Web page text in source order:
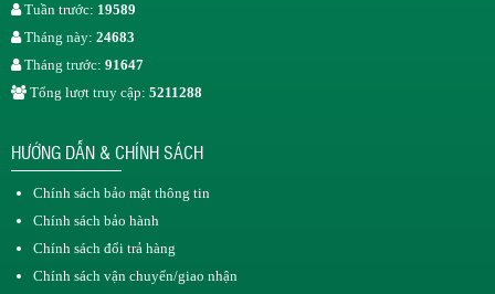
Tuần trước: 19589
Tháng này: 24683
Tháng trước: 91647
Tổng lượt truy cập: 5211288
HƯỚNG DẪN & CHÍNH SÁCH
Chính sách bảo mật thông tin
Chính sách bảo hành
Chính sách đổi trả hàng
Chính sách vận chuyển/giao nhận